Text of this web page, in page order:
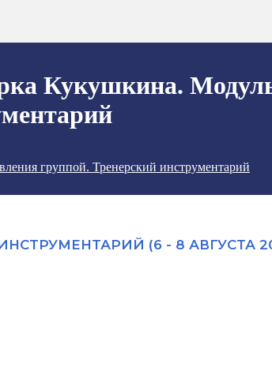
Кукушкина.
группой. Тренерский инструментарий
(6 - 8 АВГУСТА